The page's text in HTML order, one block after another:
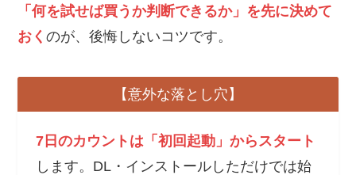
「何を試せば買うか判断できるか」を先に決めて
おくのが、後悔しないコツです。
【意外な落とし穴】
7日のカウントは「初回起動」からスタート
します。DL・インストールしただけでは始